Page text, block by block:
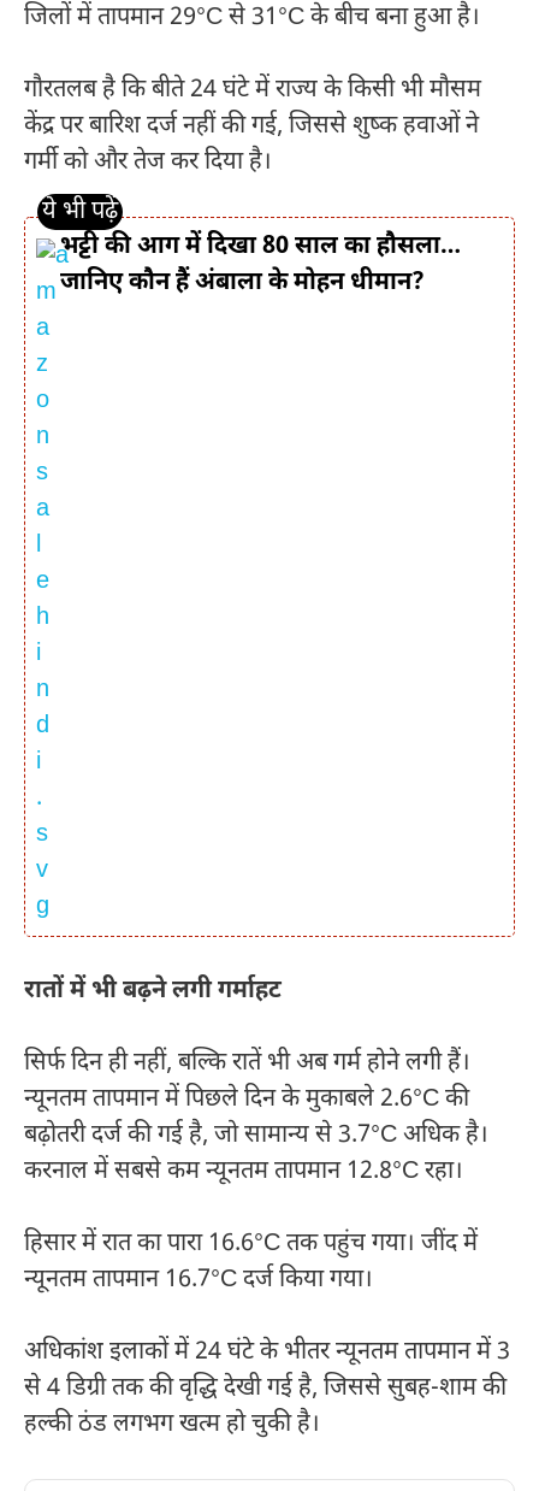
जिलों में तापमान 29°C से 31°C के बीच बना हुआ है।
गौरतलब है कि बीते 24 घंटे में राज्य के किसी भी मौसम
केंद्र पर बारिश दर्ज नहीं की गई, जिससे शुष्क हवाओं ने
गर्मी को और तेज कर दिया है।
भट्टी की आग में दिखा 80 साल का हौसला…
जानिए कौन हैं अंबाला के मोहन धीमान?
रातों में भी बढ़ने लगी गर्माहट
सिर्फ दिन ही नहीं, बल्कि रातें भी अब गर्म होने लगी हैं।
न्यूनतम तापमान में पिछले दिन के मुकाबले 2.6°C की
बढ़ोतरी दर्ज की गई है, जो सामान्य से 3.7°C अधिक है।
करनाल में सबसे कम न्यूनतम तापमान 12.8°C रहा।
हिसार में रात का पारा 16.6°C तक पहुंच गया। जींद में
न्यूनतम तापमान 16.7°C दर्ज किया गया।
अधिकांश इलाकों में 24 घंटे के भीतर न्यूनतम तापमान में 3
से 4 डिग्री तक की वृद्धि देखी गई है, जिससे सुबह-शाम की
हल्की ठंड लगभग खत्म हो चुकी है।